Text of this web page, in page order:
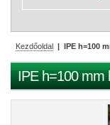
Kezdőoldal | IPE h=100
IPE h=100 mm